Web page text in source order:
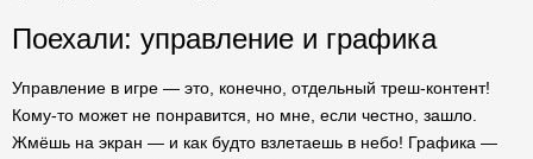
Поехали: управление и графика
Управление в игре — это, конечно, отдельный треш-контент!
Кому-то может не понравится, но мне, если честно, зашло.
Жмёшь на экран — и как будто взлетаешь в небо! Графика —